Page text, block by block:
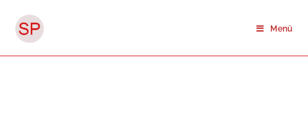
Inhalt
springen
Menü